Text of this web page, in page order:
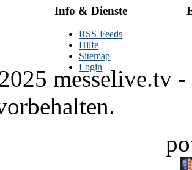
Info & Dienste
RSS-Feeds
Hilfe
Sitemap
Login
messelive.tv -